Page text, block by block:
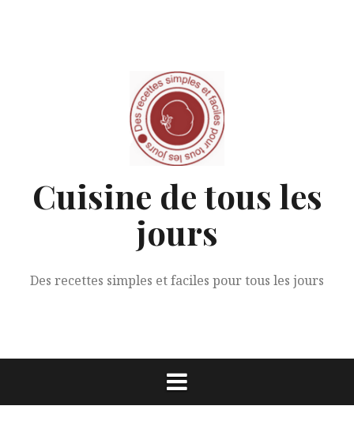
Cuisine de tous les
jours
Des recettes simples et faciles pour tous les jours